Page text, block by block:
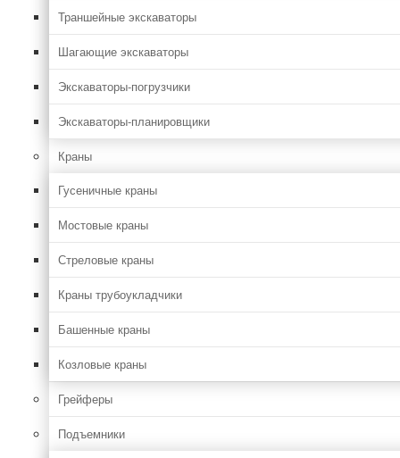
Траншейные экскаваторы
Шагающие экскаваторы
Экскаваторы-погрузчики
Экскаваторы-планировщики
Краны
Гусеничные краны
Мостовые краны
Стреловые краны
Краны трубоукладчики
Башенные краны
Козловые краны
Грейферы
Подъемники